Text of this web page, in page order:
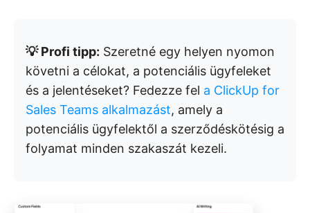
💡 Profi tipp: Szeretné egy helyen nyomon
követni a célokat, a potenciális ügyfeleket
és a jelentéseket? Fedezze fel a ClickUp for
Sales Teams alkalmazást, amely a
potenciális ügyfelektől a szerződéskötésig a
folyamat minden szakaszát kezeli.